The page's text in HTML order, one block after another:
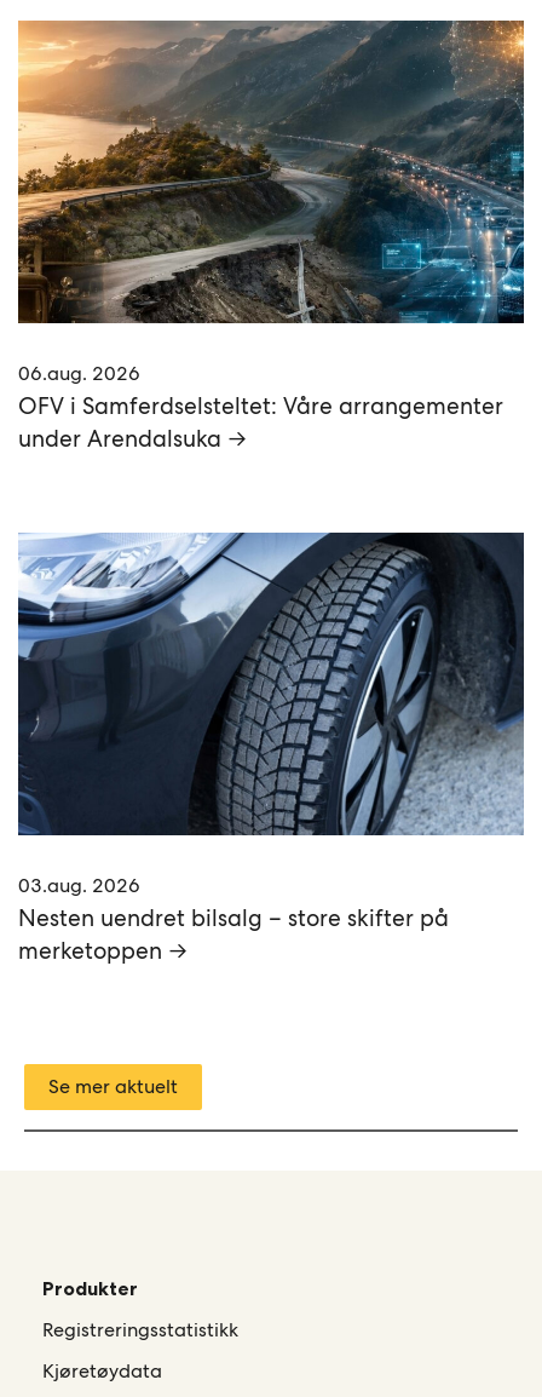
06.aug. 2026
OFV i Samferdselsteltet: Våre arrangementer
under Arendalsuka →
03.aug. 2026
Nesten uendret bilsalg – store skifter på
merketoppen →
Se mer aktuelt
Produkter
Registreringsstatistikk
Kjøretøydata